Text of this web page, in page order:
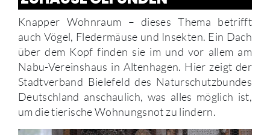
Knapper Wohnraum – dieses Thema betrifft
auch Vögel, Fledermäuse und Insekten. Ein Dach
über dem Kopf finden sie im und vor allem am
Nabu-Vereinshaus in Altenhagen. Hier zeigt der
Stadtverband Bielefeld des Naturschutzbundes
Deutschland anschaulich, was alles möglich ist,
um die tierische Wohnungsnot zu lindern.